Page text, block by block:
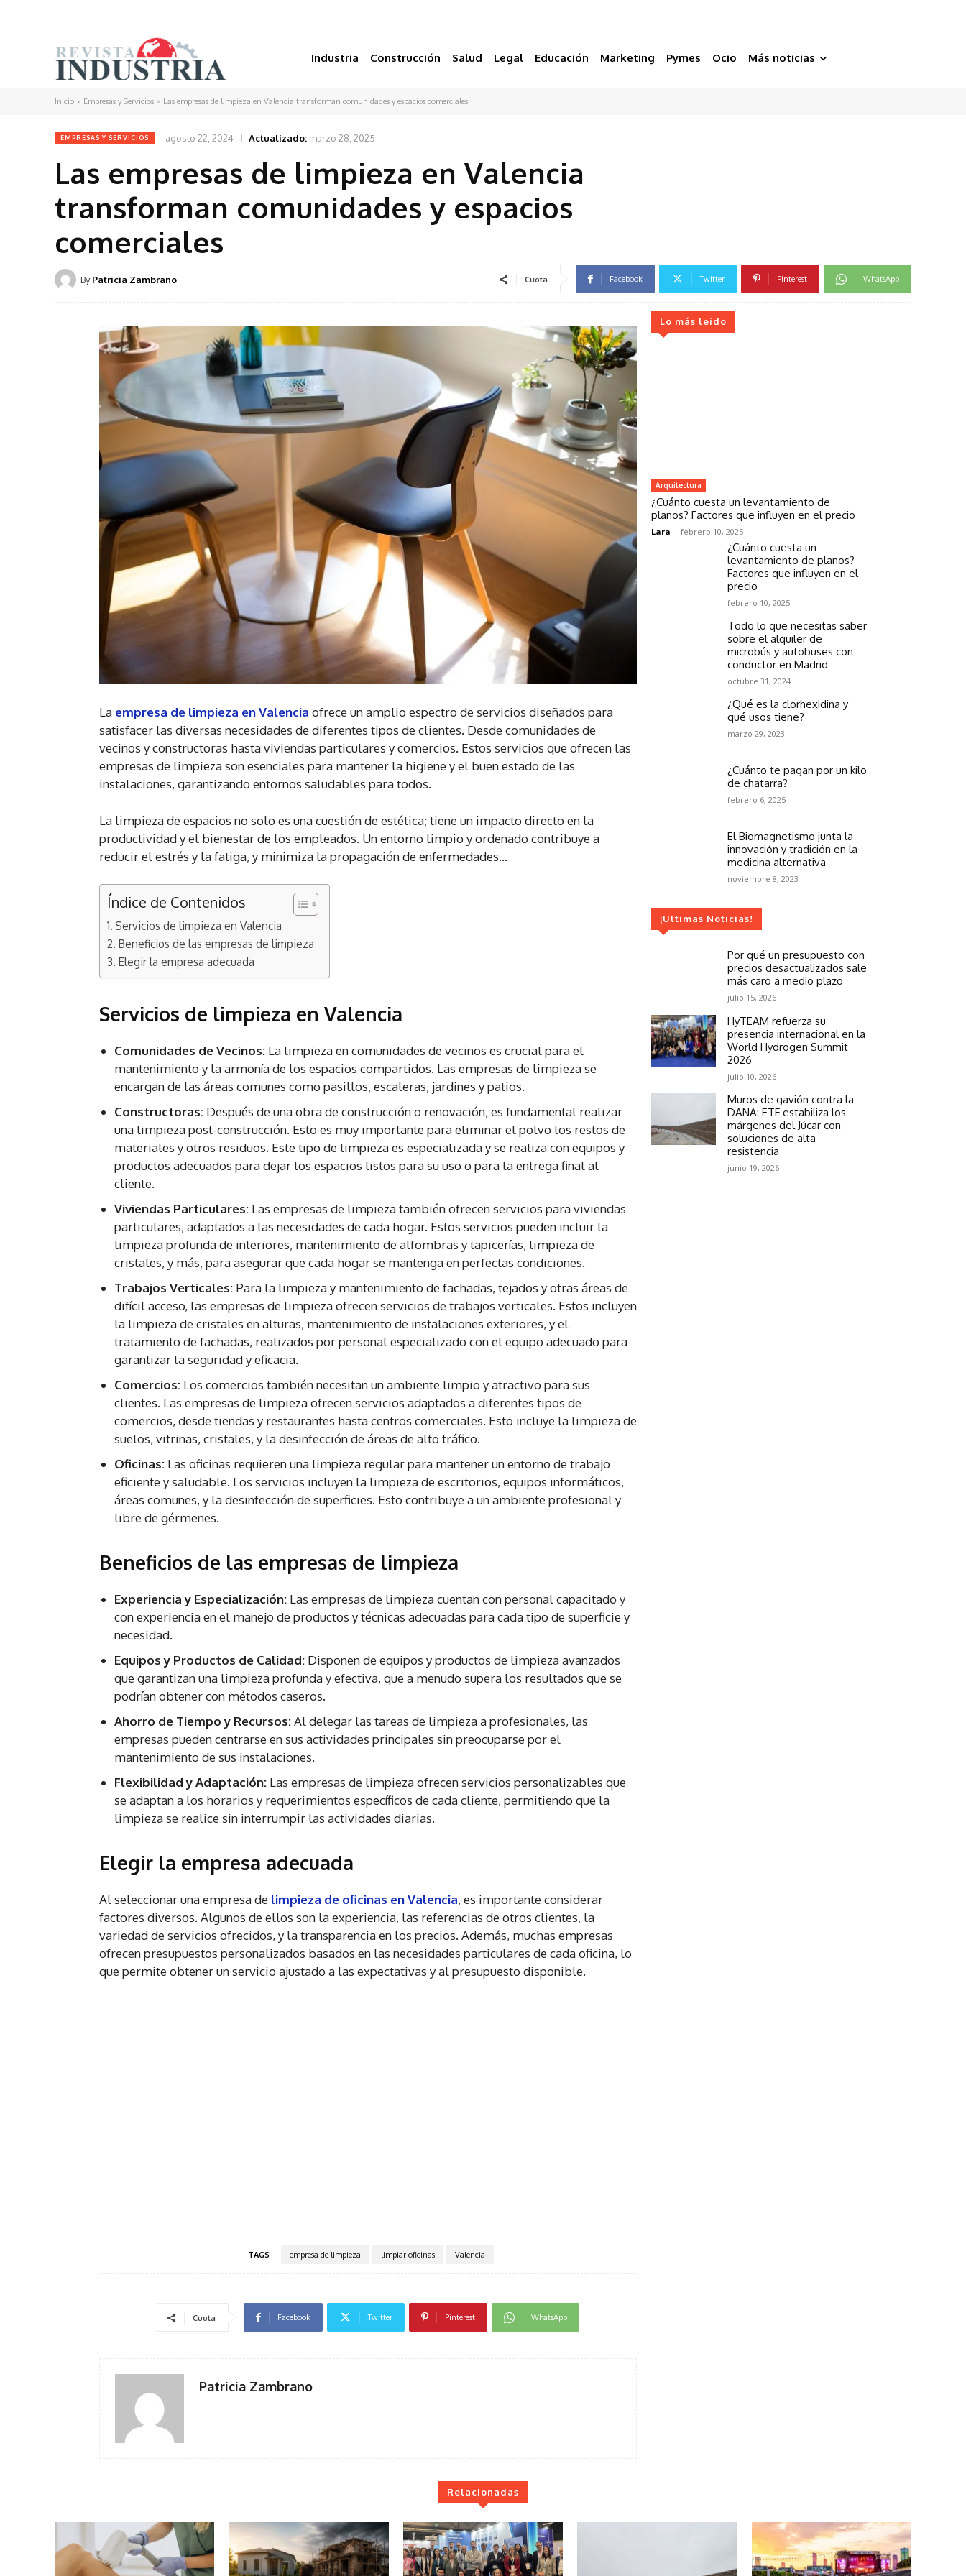
Industria Construcción Salud Legal Educación Marketing Pymes Ocio Más noticias
Inicio Empresas y Servicios Las empresas de limpieza en Valencia transforman comunidades y espacios comerciales
EMPRESAS Y SERVICIOS agosto 22, 2024 Actualizado: marzo 28, 2025
Las empresas de limpieza en Valencia
transforman comunidades y espacios
comerciales
By Patricia Zambrano Cuota Facebook Twitter Pinterest WhatsApp
La empresa de limpieza en Valencia ofrece un amplio espectro de servicios diseñados para
satisfacer las diversas necesidades de diferentes tipos de clientes. Desde comunidades de
vecinos y constructoras hasta viviendas particulares y comercios. Estos servicios que ofrecen las
empresas de limpieza son esenciales para mantener la higiene y el buen estado de las
instalaciones, garantizando entornos saludables para todos.
La limpieza de espacios no solo es una cuestión de estética; tiene un impacto directo en la
productividad y el bienestar de los empleados. Un entorno limpio y ordenado contribuye a
reducir el estrés y la fatiga, y minimiza la propagación de enfermedades…
Índice de Contenidos
Servicios de limpieza en Valencia
Beneficios de las empresas de limpieza
Elegir la empresa adecuada
Servicios de limpieza en Valencia
Comunidades de Vecinos: La limpieza en comunidades de vecinos es crucial para el
mantenimiento y la armonía de los espacios compartidos. Las empresas de limpieza se
encargan de las áreas comunes como pasillos, escaleras, jardines y patios.
Constructoras: Después de una obra de construcción o renovación, es fundamental realizar
una limpieza post-construcción. Esto es muy importante para eliminar el polvo los restos de
materiales y otros residuos. Este tipo de limpieza es especializada y se realiza con equipos y
productos adecuados para dejar los espacios listos para su uso o para la entrega final al
cliente.
Viviendas Particulares: Las empresas de limpieza también ofrecen servicios para viviendas
particulares, adaptados a las necesidades de cada hogar. Estos servicios pueden incluir la
limpieza profunda de interiores, mantenimiento de alfombras y tapicerías, limpieza de
cristales, y más, para asegurar que cada hogar se mantenga en perfectas condiciones.
Trabajos Verticales: Para la limpieza y mantenimiento de fachadas, tejados y otras áreas de
difícil acceso, las empresas de limpieza ofrecen servicios de trabajos verticales. Estos incluyen
la limpieza de cristales en alturas, mantenimiento de instalaciones exteriores, y el
tratamiento de fachadas, realizados por personal especializado con el equipo adecuado para
garantizar la seguridad y eficacia.
Comercios: Los comercios también necesitan un ambiente limpio y atractivo para sus
clientes. Las empresas de limpieza ofrecen servicios adaptados a diferentes tipos de
comercios, desde tiendas y restaurantes hasta centros comerciales. Esto incluye la limpieza de
suelos, vitrinas, cristales, y la desinfección de áreas de alto tráfico.
Oficinas: Las oficinas requieren una limpieza regular para mantener un entorno de trabajo
eficiente y saludable. Los servicios incluyen la limpieza de escritorios, equipos informáticos,
áreas comunes, y la desinfección de superficies. Esto contribuye a un ambiente profesional y
libre de gérmenes.
Beneficios de las empresas de limpieza
Experiencia y Especialización: Las empresas de limpieza cuentan con personal capacitado y
con experiencia en el manejo de productos y técnicas adecuadas para cada tipo de superficie y
necesidad.
Equipos y Productos de Calidad: Disponen de equipos y productos de limpieza avanzados
que garantizan una limpieza profunda y efectiva, que a menudo supera los resultados que se
podrían obtener con métodos caseros.
Ahorro de Tiempo y Recursos:Al delegar las tareas de limpieza a profesionales, las
empresas pueden centrarse en sus actividades principales sin preocuparse por el
mantenimiento de sus instalaciones.
Flexibilidad y Adaptación: Las empresas de limpieza ofrecen servicios personalizables que
se adaptan a los horarios y requerimientos específicos de cada cliente, permitiendo que la
limpieza se realice sin interrumpir las actividades diarias.
Elegir la empresa adecuada
Al seleccionar una empresa de limpieza de oficinas en Valencia, es importante considerar
factores diversos. Algunos de ellos son la experiencia, las referencias de otros clientes, la
variedad de servicios ofrecidos, y la transparencia en los precios. Además, muchas empresas
ofrecen presupuestos personalizados basados en las necesidades particulares de cada oficina, lo
que permite obtener un servicio ajustado a las expectativas y al presupuesto disponible.
TAGS empresa de limpieza limpiar oficinas Valencia
Cuota Facebook Twitter Pinterest WhatsApp
Patricia Zambrano
Lo más leído
Arquitectura
¿Cuánto cuesta un levantamiento de
planos? Factores que influyen en el precio
Lara - febrero 10, 2025
¿Cuánto cuesta un
levantamiento de planos?
Factores que influyen en el
precio
febrero 10, 2025
Todo lo que necesitas saber
sobre el alquiler de
microbús y autobuses con
conductor en Madrid
octubre 31, 2024
¿Qué es la clorhexidina y
qué usos tiene?
marzo 29, 2023
¿Cuánto te pagan por un kilo
de chatarra?
febrero 6, 2025
El Biomagnetismo junta la
innovación y tradición en la
medicina alternativa
noviembre 8, 2023
¡Ultimas Noticias!
Por qué un presupuesto con
precios desactualizados sale
más caro a medio plazo
julio 15, 2026
HyTEAM refuerza su
presencia internacional en la
World Hydrogen Summit
2026
julio 10, 2026
Muros de gavión contra la
DANA: ETF estabiliza los
márgenes del Júcar con
soluciones de alta
resistencia
junio 19, 2026
Relacionadas